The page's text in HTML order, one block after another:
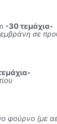
-30 τεμάχια-
σε
φούρνο (με